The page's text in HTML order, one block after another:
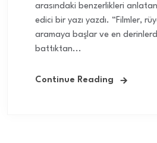
arasındaki benzerlikleri
edici bir yazı yazdı. “Filmler,
aramaya başlar ve en
battıktan...
Continue Reading